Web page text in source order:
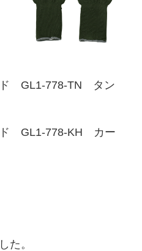
ド GL1-778-TN タン
ド GL1-778-KH カー
た。